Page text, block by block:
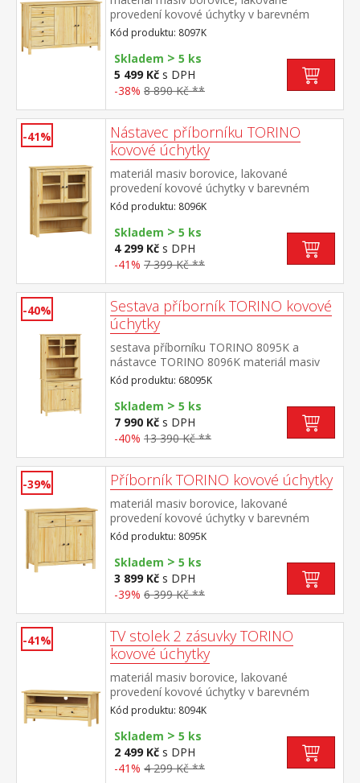
provedení kovové úchytky v barevném
provedení černěná mosaz 4 zásuvky s
kovovými pojezdy, 2 plné dveře, 1 police
Kód produktu: 8097K
Skladem > 5 ks
5 499 Kč s DPH
-38% 8 890 Kč **
-41%
Nástavec příborníku TORINO
kovové úchytky
materiál masiv borovice, lakované
provedení kovové úchytky v barevném
provedení černěná mosaz 2 prosklené
dveře, 1 police nástavec příborníku 8095K
Kód produktu: 8096K
Skladem > 5 ks
4 299 Kč s DPH
-41% 7 399 Kč **
-40%
Sestava příborník TORINO kovové
úchytky
sestava příborníku TORINO 8095K a
nástavce TORINO 8096K materiál masiv
borovice, lakované provedení kovové
úchytky v barevném provedení černěná
mosaz příborník: 2 zásuvky s kovovými
pojezdy, 2 plné dveře, 1 police nástavec: 2
prosklené dveře, 1 police rozměr příborníku
(š/h/v) 90 × 33 × 100 cm
Kód produktu: 68095K
Skladem > 5 ks
7 990 Kč s DPH
-40% 13 390 Kč **
-39% Příborník TORINO kovové úchytky
materiál masiv borovice, lakované
provedení kovové úchytky v barevném
provedení černěná mosaz 2 zásuvky s
kovovými pojezdy, 2 plné dveře, 1
police vhodný doplněk nástavec 8096K
Kód produktu: 8095K
Skladem > 5 ks
3 899 Kč s DPH
-39% 6 399 Kč **
-41%
TV stolek 2 zásuvky TORINO
kovové úchytky
materiál masiv borovice, lakované
provedení kovové úchytky v barevném
provedení černěná mosaz 2 zásuvky s
kovovými pojezdy, 1 police
Kód produktu: 8094K
Skladem > 5 ks
2 499 Kč s DPH
-41% 4 299 Kč **